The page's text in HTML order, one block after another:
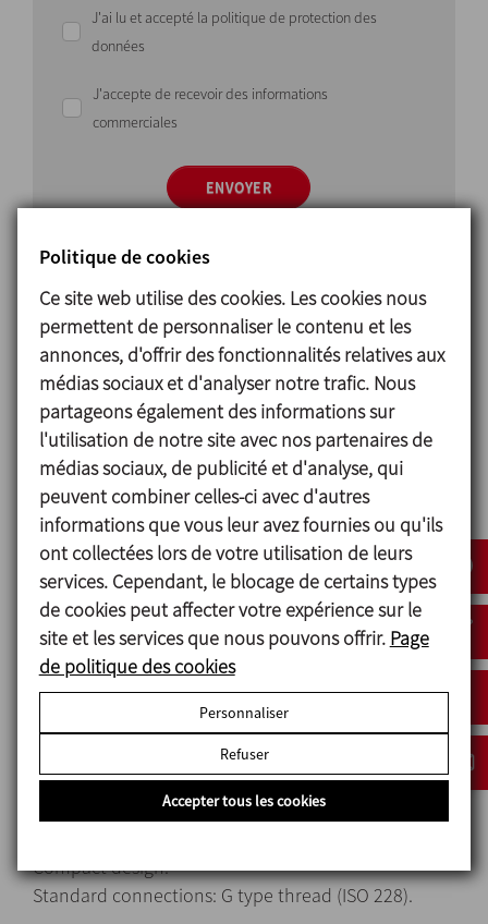
J'ai lu et accepté la politique de protection des
données
J'accepte de recevoir des informations
commerciales
ENVOYER
Principe de fonctionnement
Thepressure-vacuum valveis designed to breathe
in while the tank is being emptied to equal the
pressure inside and outside the tank and protect
the tank from vacuum.
When the tank is being filled, thepressure-vacuum
valveallows air to come out, thus avoiding excess
pressure inside the tank which would cause the
tank to swell.
Conception et
caractéristiques
Available sizes: 2" y 2 ½".
Compact design.
Standard connections: G type thread (ISO 228).
Politique de cookies
Ce site web utilise des cookies. Les cookies nous
permettent de personnaliser le contenu et les
annonces, d'offrir des fonctionnalités relatives aux
médias sociaux et d'analyser notre trafic. Nous
partageons également des informations sur
l'utilisation de notre site avec nos partenaires de
médias sociaux, de publicité et d'analyse, qui
peuvent combiner celles-ci avec d'autres
informations que vous leur avez fournies ou qu'ils
ont collectées lors de votre utilisation de leurs
services. Cependant, le blocage de certains types
de cookies peut affecter votre expérience sur le
site et les services que nous pouvons offrir. Page
de politique des cookies
Personnaliser
Refuser
Accepter tous les cookies